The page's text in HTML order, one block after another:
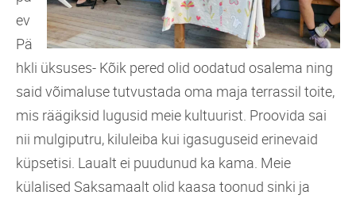
ev
Pä
hkli üksuses- Kõik pered olid oodatud osalema ning
said võimaluse tutvustada oma maja terrassil toite,
mis räägiksid lugusid meie kultuurist. Proovida sai
nii mulgiputru, kiluleiba kui igasuguseid erinevaid
küpsetisi. Laualt ei puudunud ka kama. Meie
külalised Saksamaalt olid kaasa toonud sinki ja